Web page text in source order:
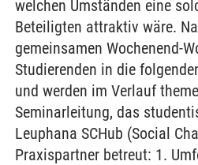
welchen Umständen eine
Beteiligten attraktiv wäre.
gemeinsamen Wochenend-
Studierenden in die
und werden im Verlauf
Seminarleitung, das
Leuphana SCHub (Social
Praxispartner betreut: 1.